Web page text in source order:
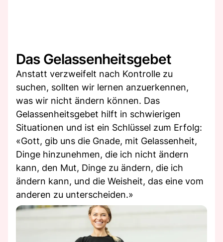
Das Gelassenheitsgebet
Anstatt verzweifelt nach Kontrolle zu
suchen, sollten wir lernen anzuerkennen,
was wir nicht ändern können. Das
Gelassenheitsgebet hilft in schwierigen
Situationen und ist ein Schlüssel zum Erfolg:
«Gott, gib uns die Gnade, mit Gelassenheit,
Dinge hinzunehmen, die ich nicht ändern
kann, den Mut, Dinge zu ändern, die ich
ändern kann, und die Weisheit, das eine vom
anderen zu unterscheiden.»